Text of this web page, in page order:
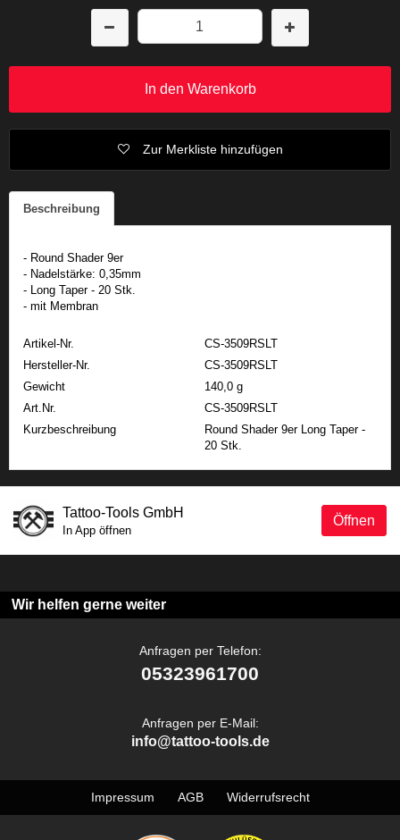
In den Warenkorb
Zur Merkliste hinzufügen
Beschreibung
- Round Shader 9er
- Nadelstärke: 0,35mm
- Long Taper - 20 Stk.
- mit Membran
Artikel-Nr.
CS-3509RSLT
Hersteller-Nr.
CS-3509RSLT
Gewicht
140,0 g
Art.Nr.
CS-3509RSLT
Kurzbeschreibung
Round Shader 9er Long Taper -
20 Stk.
Öffnen
Tattoo-Tools GmbH
In App öffnen
Wir helfen gerne weiter
Anfragen per Telefon:
05323961700
Anfragen per E-Mail:
info@tattoo-tools.de
Impressum AGB Widerrufsrecht